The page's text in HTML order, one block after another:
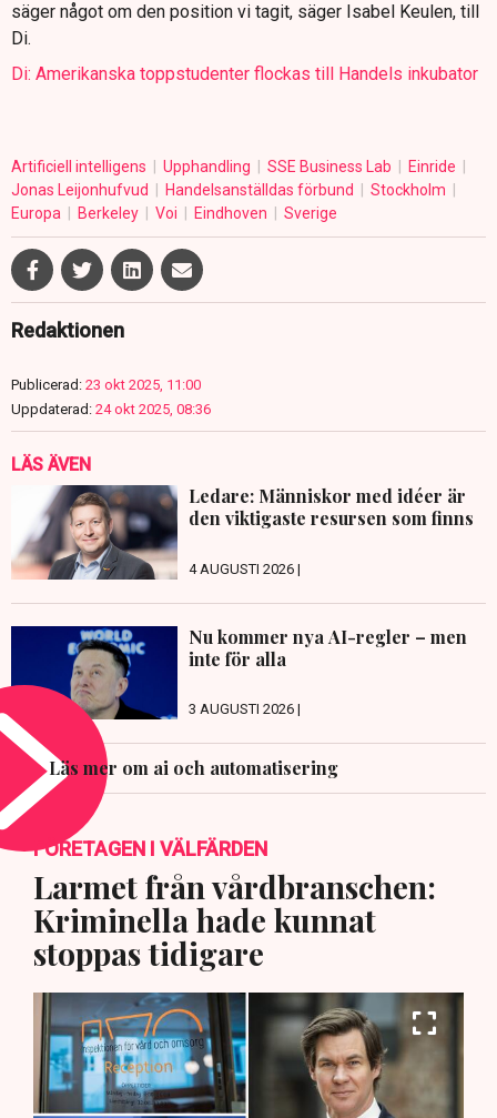
säger något om den position vi tagit, säger Isabel Keulen, till
Di.
Di: Amerikanska toppstudenter flockas till Handels inkubator
Artificiell intelligens Upphandling SSE Business Lab
Einride
Jonas Leijonhufvud
Handelsanställdas förbund
Stockholm
Europa
Berkeley Voi Eindhoven Sverige
Redaktionen
Publicerad: 23 okt 2025, 11:00
Uppdaterad: 24 okt 2025, 08:36
LÄS ÄVEN
Ledare: Människor med idéer är
den viktigaste resursen som finns
4 AUGUSTI 2026 |
Nu kommer nya AI-regler – men
inte för alla
3 AUGUSTI 2026 |
Läs mer om ai och automatisering
FÖRETAGEN I VÄLFÄRDEN
Larmet från vårdbranschen:
Kriminella hade kunnat
stoppas tidigare